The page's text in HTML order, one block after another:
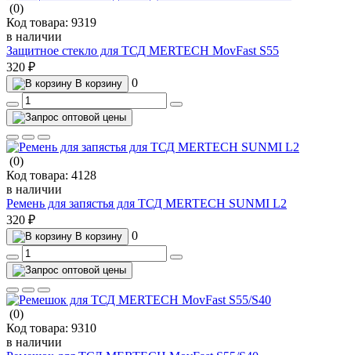
(0)
Код товара: 9319
в наличии
Защитное стекло для ТСД MERTECH MovFast S55
320 ₽
В корзину 0
(0)
Код товара: 4128
в наличии
Ремень для запястья для ТСД MERTECH SUNMI L2
320 ₽
В корзину 0
(0)
Код товара: 9310
в наличии